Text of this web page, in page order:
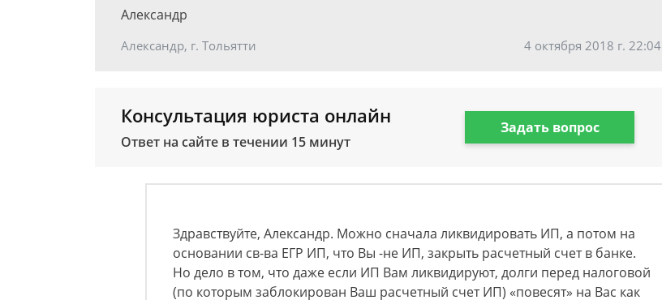
Александр
Александр, г. Тольятти 4 октября 2018 г. 22:04
Консультация юриста онлайн
Ответ на сайте в течении 15 минут
Задать вопрос
Здравствуйте, Александр. Можно сначала ликвидировать ИП, а потом на
основании св-ва ЕГР ИП, что Вы -не ИП, закрыть расчетный счет в банке.
Но дело в том, что даже если ИП Вам ликвидируют, долги перед налоговой
(по которым заблокирован Ваш расчетный счет ИП) «повесят» на Вас как